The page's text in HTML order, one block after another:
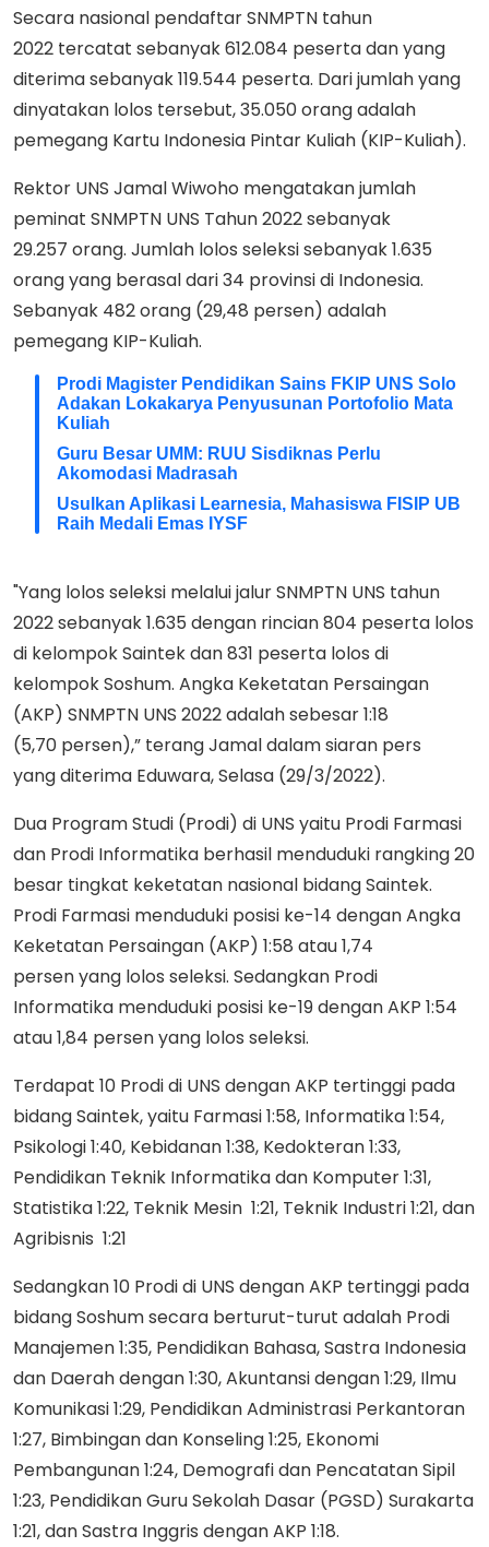
Secara nasional pendaftar SNMPTN tahun
2022 tercatat sebanyak 612.084 peserta dan yang
diterima sebanyak 119.544 peserta. Dari jumlah yang
dinyatakan lolos tersebut, 35.050 orang adalah
pemegang Kartu Indonesia Pintar Kuliah (KIP-Kuliah).
Rektor UNS Jamal Wiwoho mengatakan jumlah
peminat SNMPTN UNS Tahun 2022 sebanyak
29.257 orang. Jumlah lolos seleksi sebanyak 1.635
orang yang berasal dari 34 provinsi di Indonesia.
Sebanyak 482 orang (29,48 persen) adalah
pemegang KIP-Kuliah.
Prodi Magister Pendidikan Sains FKIP UNS Solo
Adakan Lokakarya Penyusunan Portofolio Mata
Kuliah
Guru Besar UMM: RUU Sisdiknas Perlu
Akomodasi Madrasah
Usulkan Aplikasi Learnesia, Mahasiswa FISIP UB
Raih Medali Emas IYSF
"Yang lolos seleksi melalui jalur SNMPTN UNS tahun
2022 sebanyak 1.635 dengan rincian 804 peserta lolos
di kelompok Saintek dan 831 peserta lolos di
kelompok Soshum. Angka Keketatan Persaingan
(AKP) SNMPTN UNS 2022 adalah sebesar 1:18
(5,70 persen),” terang Jamal dalam siaran pers
yang diterima Eduwara, Selasa (29/3/2022).
Dua Program Studi (Prodi) di UNS yaitu Prodi Farmasi
dan Prodi Informatika berhasil menduduki rangking 20
besar tingkat keketatan nasional bidang Saintek.
Prodi Farmasi menduduki posisi ke-14 dengan Angka
Keketatan Persaingan (AKP) 1:58 atau 1,74
persen yang lolos seleksi. Sedangkan Prodi
Informatika menduduki posisi ke-19 dengan AKP 1:54
atau 1,84 persen yang lolos seleksi.
Terdapat 10 Prodi di UNS dengan AKP tertinggi pada
bidang Saintek, yaitu Farmasi 1:58, Informatika 1:54,
Psikologi 1:40, Kebidanan 1:38, Kedokteran 1:33,
Pendidikan Teknik Informatika dan Komputer 1:31,
Statistika 1:22, Teknik Mesin 1:21, Teknik Industri 1:21, dan
Agribisnis 1:21
Sedangkan 10 Prodi di UNS dengan AKP tertinggi pada
bidang Soshum secara berturut-turut adalah Prodi
Manajemen 1:35, Pendidikan Bahasa, Sastra Indonesia
dan Daerah dengan 1:30, Akuntansi dengan 1:29, Ilmu
Komunikasi 1:29, Pendidikan Administrasi Perkantoran
1:27, Bimbingan dan Konseling 1:25, Ekonomi
Pembangunan 1:24, Demografi dan Pencatatan Sipil
1:23, Pendidikan Guru Sekolah Dasar (PGSD) Surakarta
1:21, dan Sastra Inggris dengan AKP 1:18.